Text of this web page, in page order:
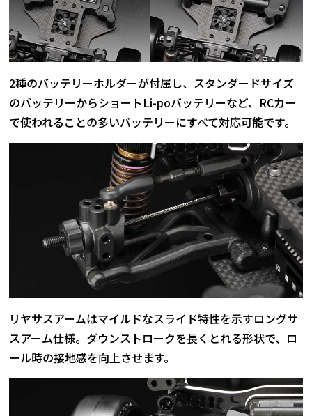
2種のバッテリーホルダーが付属し、スタンダードサイズ
のバッテリーからショートLi-poバッテリーなど、RCカー
で使われることの多いバッテリーにすべて対応可能です。
リヤサスアームはマイルドなスライド特性を示すロングサ
スアーム仕様。ダウンストロークを長くとれる形状で、ロ
ール時の接地感を向上させます。